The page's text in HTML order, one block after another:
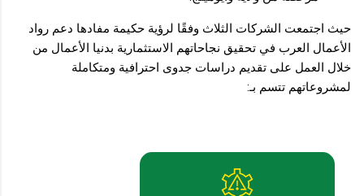
حيث اجتمعت الشركات الثلاث وفقًا لرؤية حكيمة مفادها دعم رواد
الأعمال العرب في تحقيق نجاحاتهم الاستثمارية بدنيا الأعمال من
خلال العمل على تقديم دراسات جدوى احترافية ومتكاملة
لمشروعاتهم تتسم بـ: